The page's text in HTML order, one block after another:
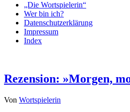
„Die Wortspielerin“
Wer bin ich?
Datenschutzerklärung
Impressum
Index
Rezension: »Morgen,
Von Wortspielerin